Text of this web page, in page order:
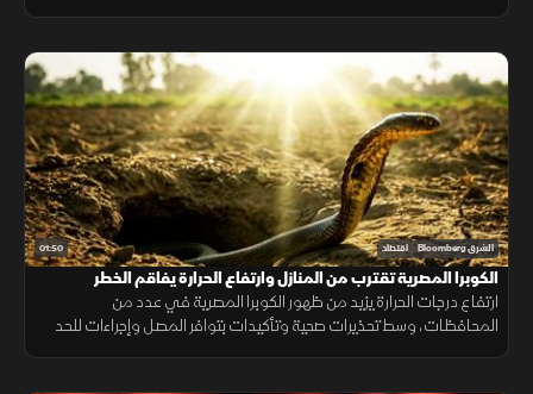
01:50 الشرق Bloomberg اقتصاد
الكوبرا المصرية تقترب من المنازل وارتفاع الحرارة يفاقم الخطر
ارتفاع درجات الحرارة يزيد من ظهور الكوبرا المصرية في عدد من
المحافظات، وسط تحذيرات صحية وتأكيدات بتوافر المصل وإجراءات للحد